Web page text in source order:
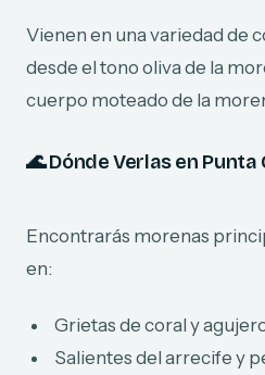
Vienen en una variedad de
desde el tono oliva de la
cuerpo moteado de la
🌊Dónde Verlas en Punta
Encontrarás morenas
en:
Grietas de coral y
Salientes del arrecife y